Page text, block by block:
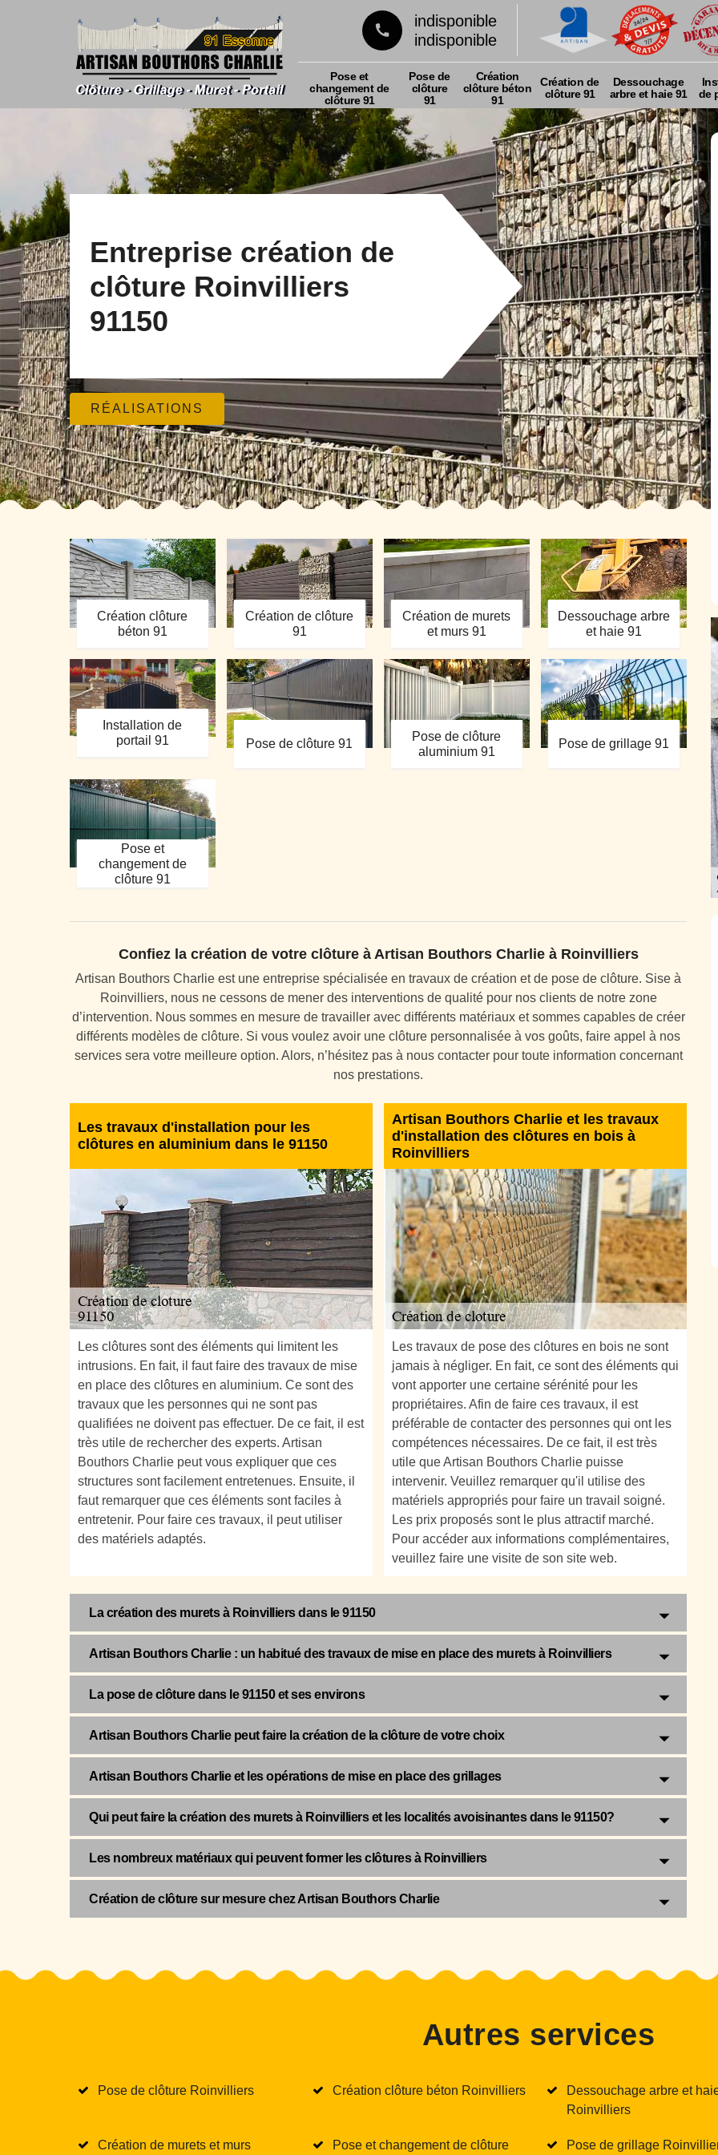
indisponible
indisponible
Pose et
changement de
clôture 91
Pose de
clôture
91
Création
clôture béton
91
Création de
clôture 91
Dessouchage
arbre et haie 91
de
Entreprise création de
clôture Roinvilliers
91150
RÉALISATIONS
Création clôture
béton 91
Création de clôture
91
Création de murets
et murs 91
Dessouchage arbre
et haie 91
Installation de
portail 91
Pose de clôture 91
Pose de clôture
aluminium 91
Pose de grillage 91
Pose et
changement de
clôture 91
Confiez la création de votre clôture à Artisan Bouthors Charlie à Roinvilliers
Artisan Bouthors Charlie est une entreprise spécialisée en travaux de création et de pose de clôture. Sise à
Roinvilliers, nous ne cessons de mener des interventions de qualité pour nos clients de notre zone
d’intervention. Nous sommes en mesure de travailler avec différents matériaux et sommes capables de créer
différents modèles de clôture. Si vous voulez avoir une clôture personnalisée à vos goûts, faire appel à nos
services sera votre meilleure option. Alors, n’hésitez pas à nous contacter pour toute information concernant
nos prestations.
Les travaux d'installation pour les
clôtures en aluminium dans le 91150
Les clôtures sont des éléments qui limitent les
intrusions. En fait, il faut faire des travaux de mise
en place des clôtures en aluminium. Ce sont des
travaux que les personnes qui ne sont pas
qualifiées ne doivent pas effectuer. De ce fait, il est
très utile de rechercher des experts. Artisan
Bouthors Charlie peut vous expliquer que ces
structures sont facilement entretenues. Ensuite, il
faut remarquer que ces éléments sont faciles à
entretenir. Pour faire ces travaux, il peut utiliser
des matériels adaptés.
Artisan Bouthors Charlie et les travaux
d'installation des clôtures en bois à
Roinvilliers
Les travaux de pose des clôtures en bois ne sont
jamais à négliger. En fait, ce sont des éléments qui
vont apporter une certaine sérénité pour les
propriétaires. Afin de faire ces travaux, il est
préférable de contacter des personnes qui ont les
compétences nécessaires. De ce fait, il est très
utile que Artisan Bouthors Charlie puisse
intervenir. Veuillez remarquer qu'il utilise des
matériels appropriés pour faire un travail soigné.
Les prix proposés sont le plus attractif marché.
Pour accéder aux informations complémentaires,
veuillez faire une visite de son site web.
La création des murets à Roinvilliers dans le 91150
Artisan Bouthors Charlie : un habitué des travaux de mise en place des murets à Roinvilliers
La pose de clôture dans le 91150 et ses environs
Artisan Bouthors Charlie peut faire la création de la clôture de votre choix
Artisan Bouthors Charlie et les opérations de mise en place des grillages
Qui peut faire la création des murets à Roinvilliers et les localités avoisinantes dans le 91150?
Les nombreux matériaux qui peuvent former les clôtures à Roinvilliers
Création de clôture sur mesure chez Artisan Bouthors Charlie
Autres services
Pose de clôture Roinvilliers Création clôture béton Roinvilliers
Dessouchage arbre et
Roinvilliers
Création de murets et murs Pose et changement de clôture Pose de grillage